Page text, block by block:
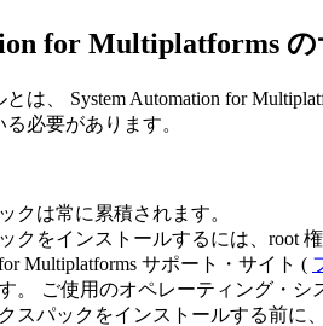
for Multiplatforms
は、 System Automation for
必要があります。
クは常に累積されます。
クをインストールするには、root 権
Multiplatforms サポート・サイト (
。 ご使用のオペレーティング・
スパックをインストールする前に